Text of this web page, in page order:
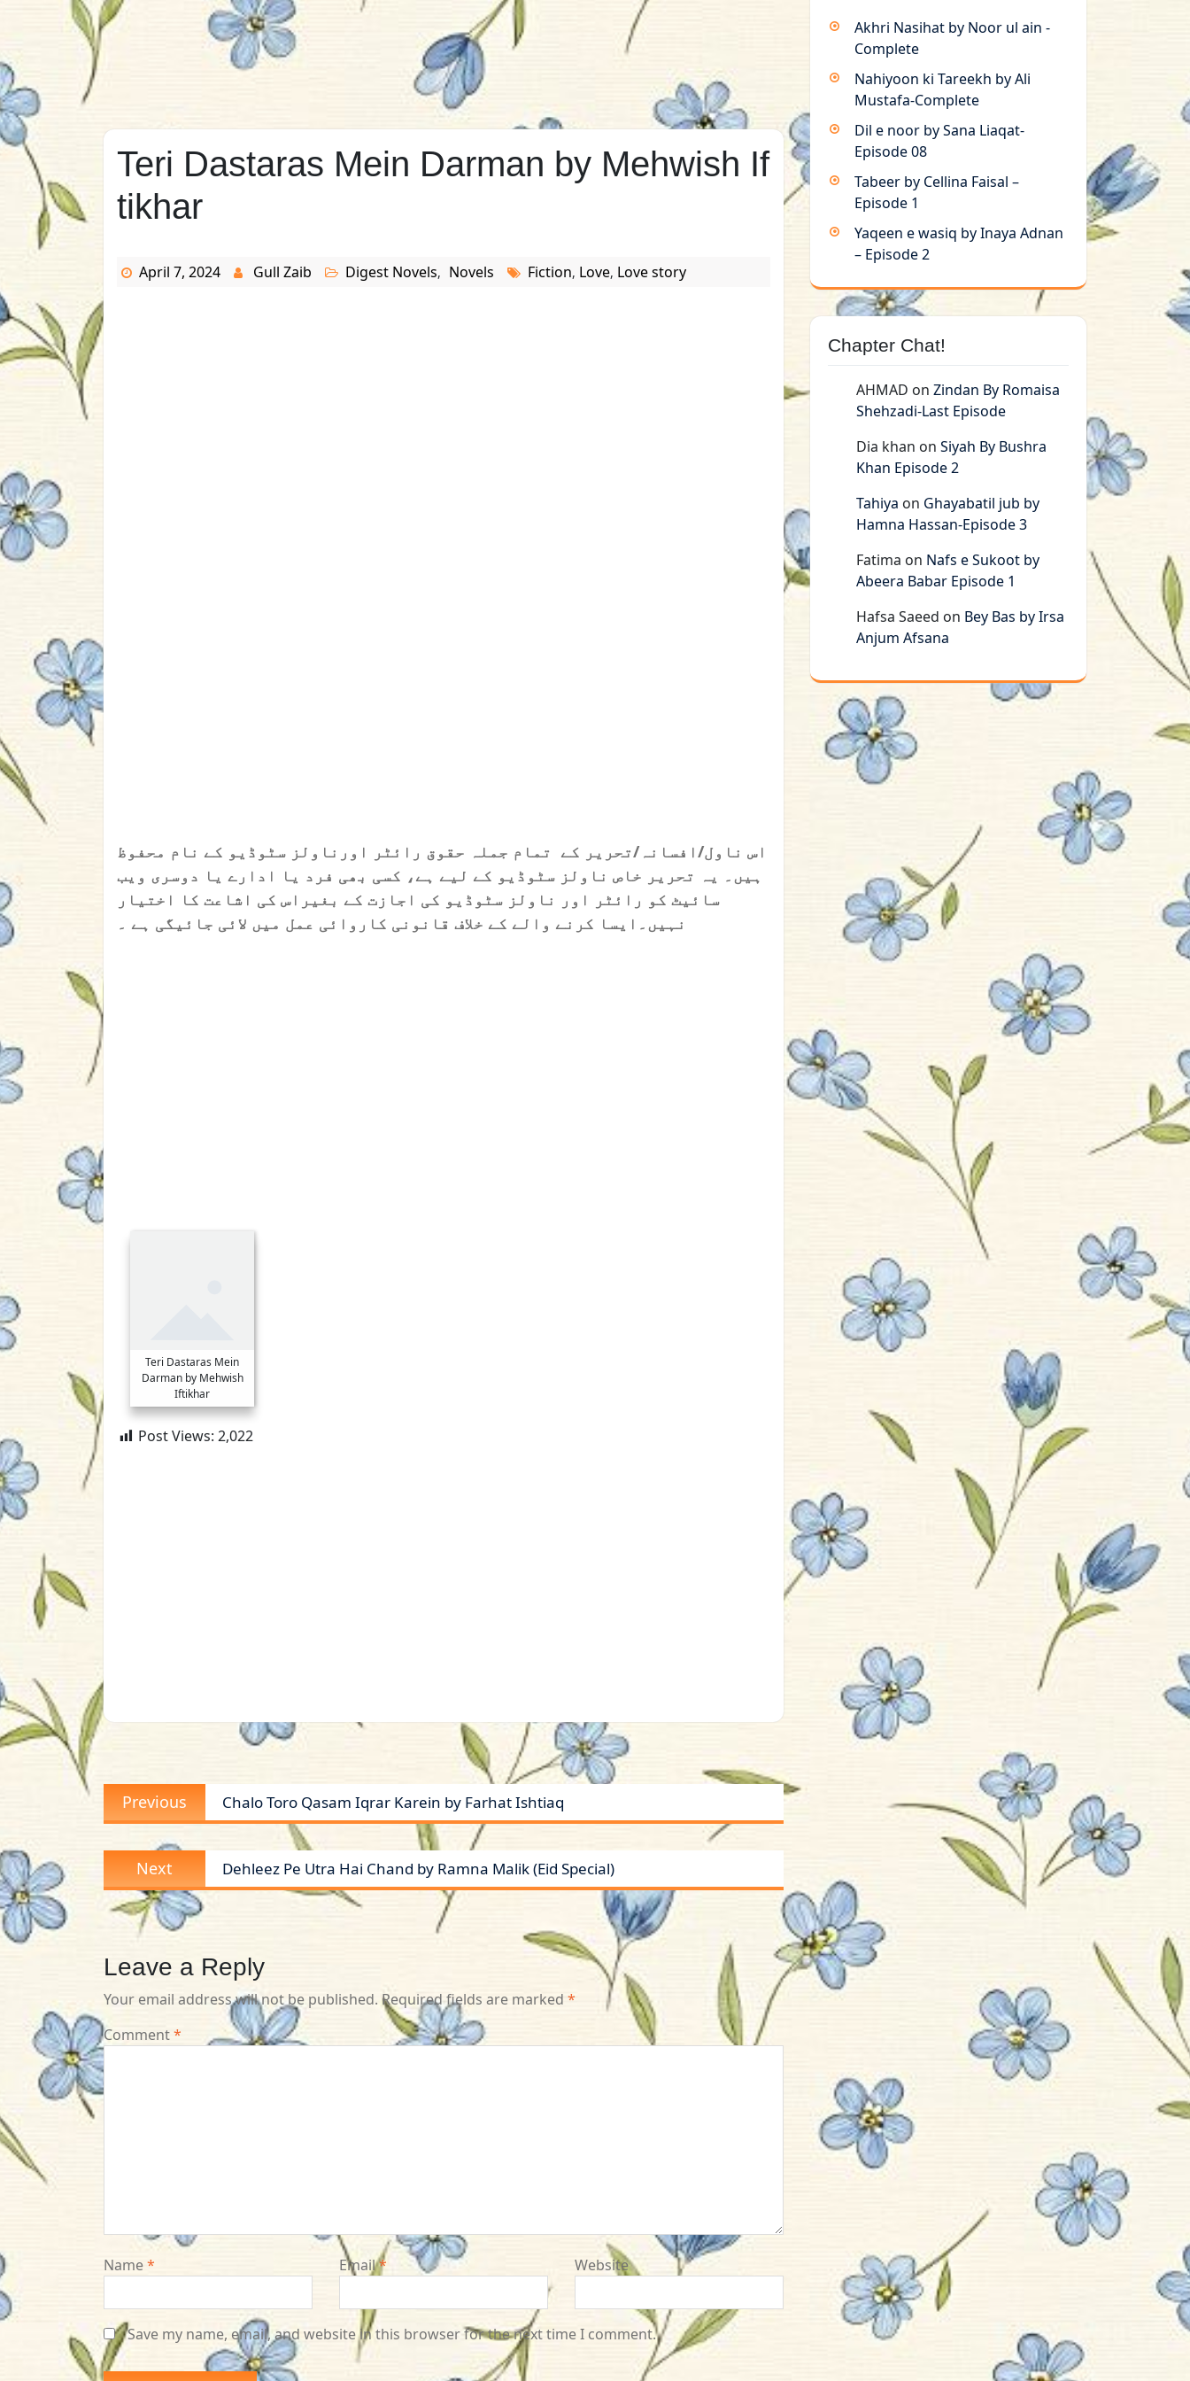
Teri Dastaras Mein Darman by Mehwish If
tikhar
April 7, 2024 Gull Zaib Digest Novels, Novels Fiction, Love, Love story
اس ناول/افسانہ/تحریر کے تمام جملہ حقوق رائٹر اورناولز سٹوڈیو کے نام محفوظ
ہیں۔ یہ تحریر خاص ناولز سٹوڈیو کے لیے ہے، کسی بھی فرد یا ادارے یا دوسری ویب
سائیٹ کو رائٹر اور ناولز سٹوڈیو کی اجازت کے بغیراس کی اشاعت کا اختیار
نہیں۔ ایسا کرنے والے کے خلاف قانونی کاروائی عمل میں لائی جائیگی ہے ۔
Teri Dastaras Mein
Darman by Mehwish
Iftikhar
Post Views: 2,022
Post
navigation
Previous
Previous
post:
Chalo Toro Qasam Iqrar Karein by Farhat Ishtiaq
Next
Next
post:
Dehleez Pe Utra Hai Chand by Ramna Malik (Eid Special)
Leave a Reply
Your email address will not be published. Required fields are marked *
Comment*
Name* Email* Website
Save my name, email, and website in this browser for the next time I comment.
Akhri Nasihat by Noor ul ain -
Complete
Nahiyoon ki Tareekh by Ali
Mustafa-Complete
Dil e noor by Sana Liaqat-
Episode 08
Tabeer by Cellina Faisal –
Episode 1
Yaqeen e wasiq by Inaya Adnan
– Episode 2
Chapter Chat!
AHMAD on Zindan By Romaisa
Shehzadi-Last Episode
Dia khan on Siyah By Bushra
Khan Episode 2
Tahiya on Ghayabatil jub by
Hamna Hassan-Episode 3
Fatima on Nafs e Sukoot by
Abeera Babar Episode 1
Hafsa Saeed on Bey Bas by Irsa
Anjum Afsana